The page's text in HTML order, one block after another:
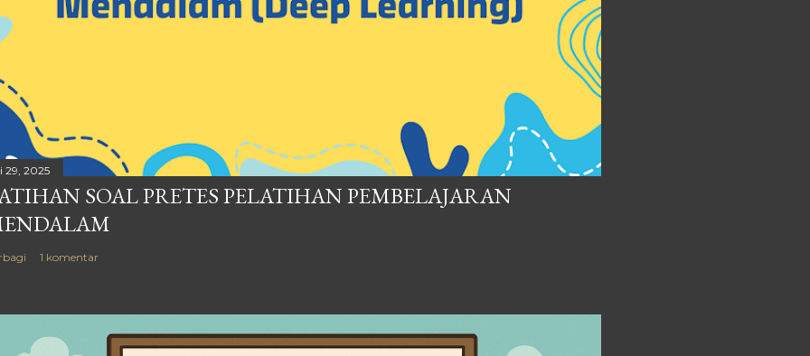
29, 2025
SOAL PRETES PELATIHAN PEMBELAJARAN
1 komentar